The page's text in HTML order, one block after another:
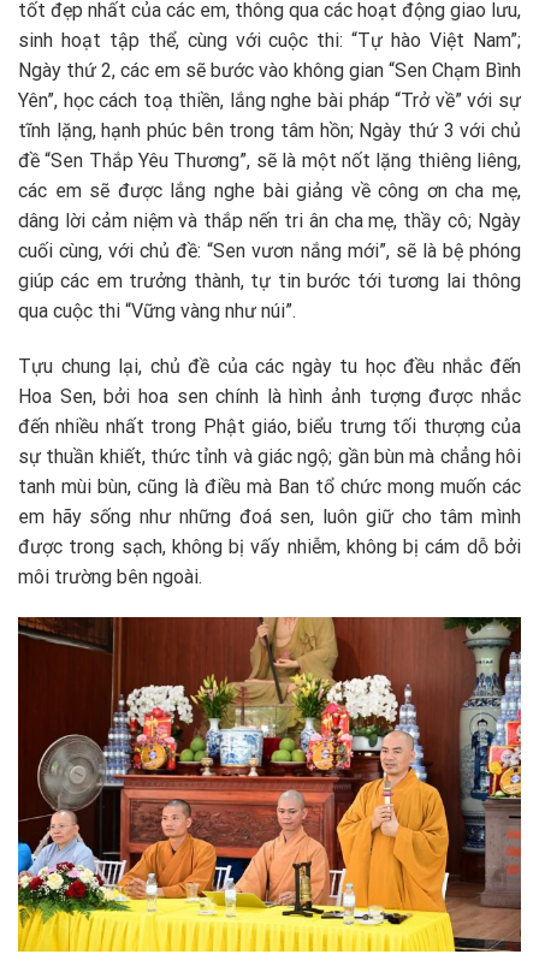
tốt đẹp nhất của các em, thông qua các hoạt động giao lưu,
sinh hoạt tập thể, cùng với cuộc thi: “Tự hào Việt Nam”;
Ngày thứ 2, các em sẽ bước vào không gian “Sen Chạm Bình
Yên”, học cách toạ thiền, lắng nghe bài pháp “Trở về” với sự
tĩnh lặng, hạnh phúc bên trong tâm hồn; Ngày thứ 3 với chủ
đề “Sen Thắp Yêu Thương”, sẽ là một nốt lặng thiêng liêng,
các em sẽ được lắng nghe bài giảng về công ơn cha mẹ,
dâng lời cảm niệm và thắp nến tri ân cha mẹ, thầy cô; Ngày
cuối cùng, với chủ đề: “Sen vươn nắng mới”, sẽ là bệ phóng
giúp các em trưởng thành, tự tin bước tới tương lai thông
qua cuộc thi “Vững vàng như núi”.
Tựu chung lại, chủ đề của các ngày tu học đều nhắc đến
Hoa Sen, bởi hoa sen chính là hình ảnh tượng được nhắc
đến nhiều nhất trong Phật giáo, biểu trưng tối thượng của
sự thuần khiết, thức tỉnh và giác ngộ; gần bùn mà chẳng hôi
tanh mùi bùn, cũng là điều mà Ban tổ chức mong muốn các
em hãy sống như những đoá sen, luôn giữ cho tâm mình
được trong sạch, không bị vấy nhiễm, không bị cám dỗ bởi
môi trường bên ngoài.